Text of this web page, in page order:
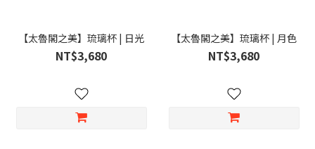
【太魯閣之美】琉璃杯 | 日光
NT$3,680
【太魯閣之美】琉璃杯 | 月色
NT$3,680